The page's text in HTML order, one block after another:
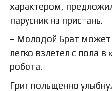
характером,
парусник на пристань.
– Молодой Брат может
легко взлетел с пола в
робота.
Григ польщенно